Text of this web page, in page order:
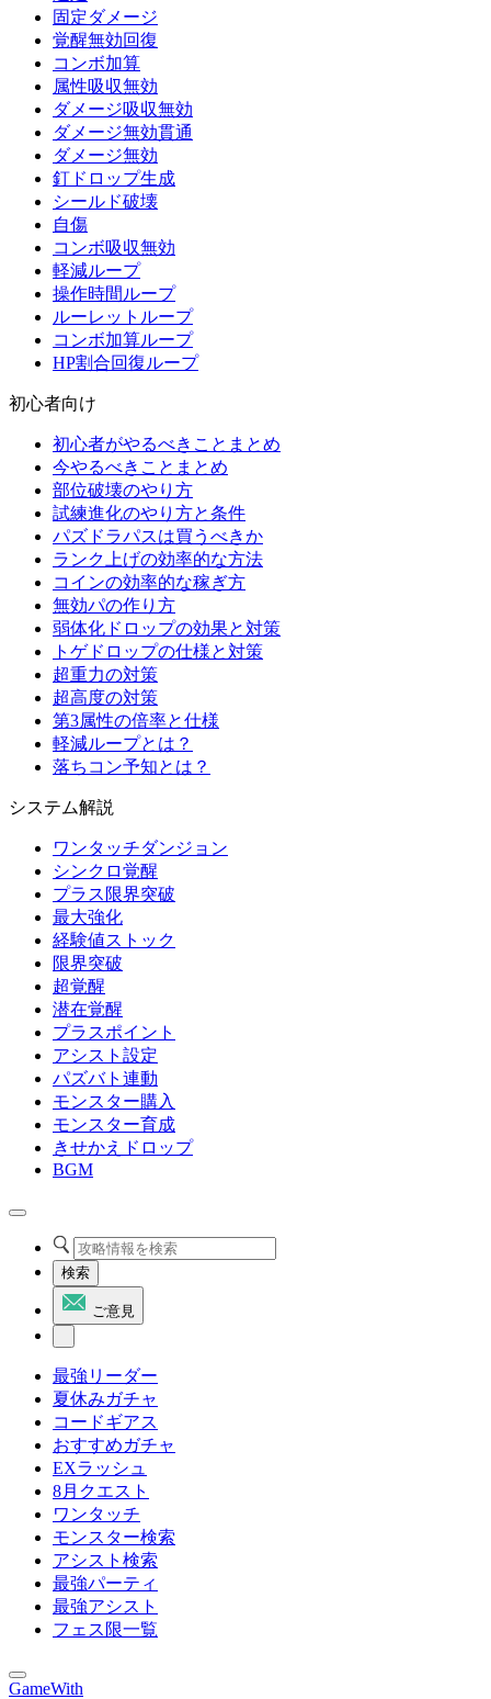
固定ダメージ
覚醒無効回復
コンボ加算
属性吸収無効
ダメージ吸収無効
ダメージ無効貫通
ダメージ無効
釘ドロップ生成
シールド破壊
自傷
コンボ吸収無効
軽減ループ
操作時間ループ
ルーレットループ
コンボ加算ループ
HP割合回復ループ
初心者向け
初心者がやるべきことまとめ
今やるべきことまとめ
部位破壊のやり方
試練進化のやり方と条件
パズドラパスは買うべきか
ランク上げの効率的な方法
コインの効率的な稼ぎ方
無効パの作り方
弱体化ドロップの効果と対策
トゲドロップの仕様と対策
超重力の対策
超高度の対策
第3属性の倍率と仕様
軽減ループとは？
落ちコン予知とは？
システム解説
ワンタッチダンジョン
シンクロ覚醒
プラス限界突破
最大強化
経験値ストック
限界突破
超覚醒
潜在覚醒
プラスポイント
アシスト設定
パズバト連動
モンスター購入
モンスター育成
きせかえドロップ
BGM
検索
ご意見
最強リーダー
夏休みガチャ
コードギアス
おすすめガチャ
EXラッシュ
8月クエスト
ワンタッチ
モンスター検索
アシスト検索
最強パーティ
最強アシスト
フェス限一覧
GameWith